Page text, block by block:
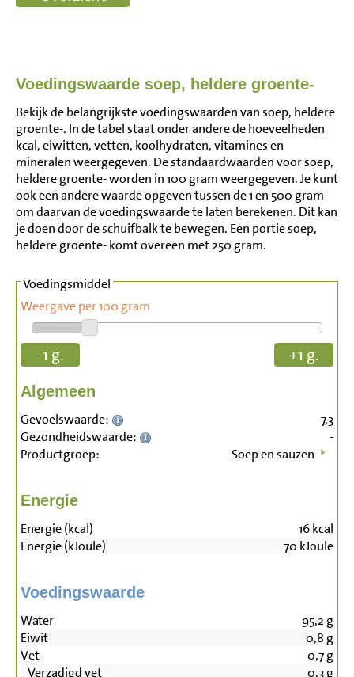
Voedingswaarde soep, heldere groente-
Bekijk de belangrijkste voedingswaarden van soep, heldere
groente-. In de tabel staat onder andere de hoeveelheden
kcal, eiwitten, vetten, koolhydraten, vitamines en
mineralen weergegeven. De standaardwaarden voor soep,
heldere groente- worden in 100 gram weergegeven. Je kunt
ook een andere waarde opgeven tussen de 1 en 500 gram
om daarvan de voedingswaarde te laten berekenen. Dit kan
je doen door de schuifbalk te bewegen. Een portie soep,
heldere groente- komt overeen met 250 gram.
Voedingsmiddel
Weergave per 100 gram
-1 g. +1 g.
Algemeen
Gevoelswaarde:
7,3
Gezondheidswaarde:
-
Productgroep:
Soep en sauzen
Energie
Energie (kcal) 16kcal
Energie (kJoule)
70 kJoule
Voedingswaarde
Water 95,2 g
Eiwit
0,8 g
Vet
0,7g
Verzadigd vet
0,3g